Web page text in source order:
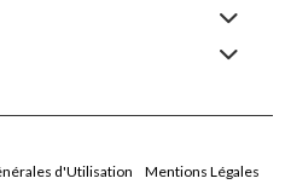
d'Utilisation Mentions Légales